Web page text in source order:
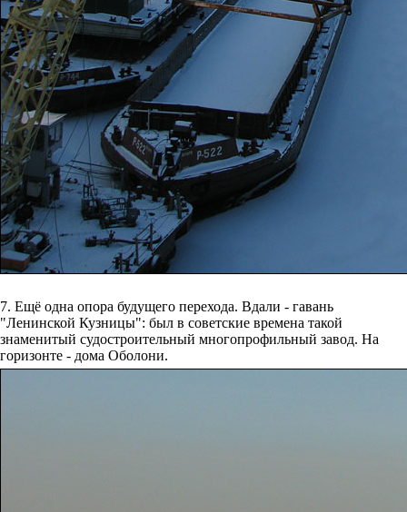
7. Ещё одна опора будущего перехода. Вдали - гавань
"Ленинской Кузницы": был в советские времена такой
знаменитый судостроительный многопрофильный завод. На
горизонте - дома Оболони.